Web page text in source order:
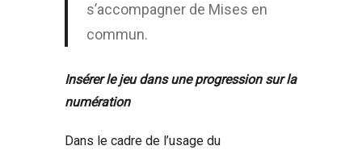
s’accompagner de Mises en
commun.
Insérer le jeu dans une progression sur la
numération
Dans le cadre de l’usage du